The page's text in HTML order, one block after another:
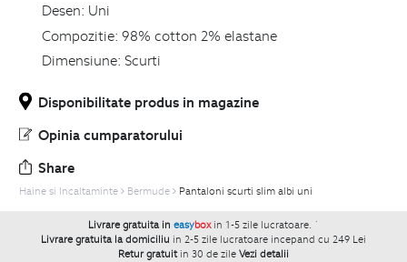
Desen: Uni
Compozitie: 98% cotton 2% elastane
Dimensiune: Scurti
Disponibilitate produs in magazine
Opinia cumparatorului
Share
Haine si Incaltaminte Bermude Pantaloni scurti slim albi uni
Livrare gratuita in easybox in 1-5 zile lucratoare. `
Livrare gratuita la domiciliu in 2-5 zile lucratoare incepand cu 249 Lei
Retur gratuit in 30 de zile Vezi detalii